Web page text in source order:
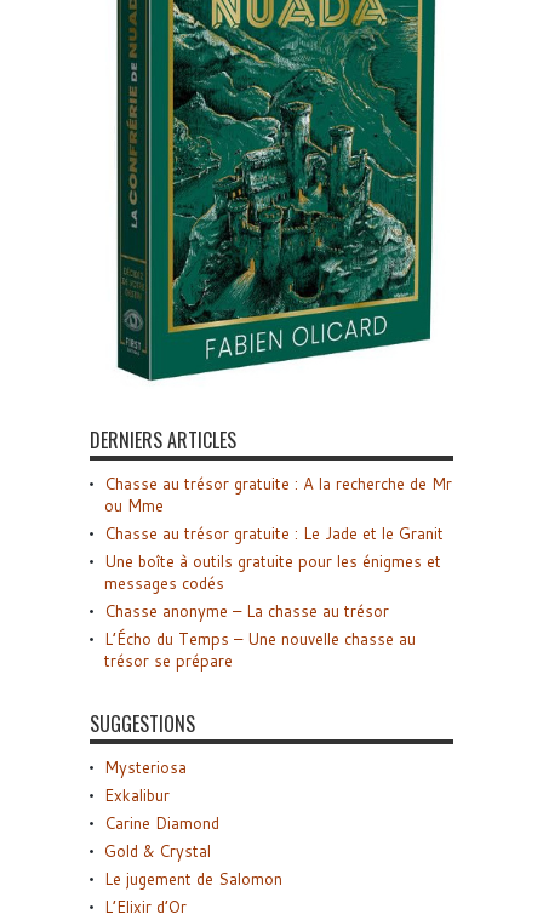
DERNIERS ARTICLES
Chasse au trésor gratuite : A la recherche de Mr
ou Mme
Chasse au trésor gratuite : Le Jade et le Granit
Une boîte à outils gratuite pour les énigmes et
messages codés
Chasse anonyme – La chasse au trésor
L’Écho du Temps – Une nouvelle chasse au
trésor se prépare
SUGGESTIONS
Mysteriosa
Exkalibur
Carine Diamond
Gold & Crystal
Le jugement de Salomon
L’Elixir d’Or